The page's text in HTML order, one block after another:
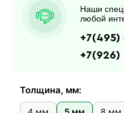
Толщина, мм:
Наши
любой